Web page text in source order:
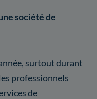
société de
surtout durant
professionnels
de